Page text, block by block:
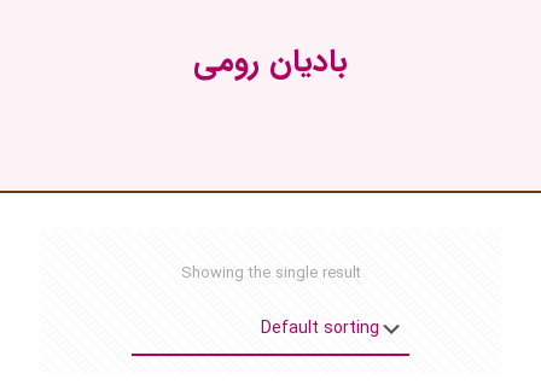
بادیان رومی
Showing the single result